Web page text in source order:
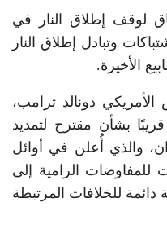
لوقف إطلاق النار في
وتبادل إطلاق النار
الأخيرة.
دونالد ترامب،
بشأن مقترح لتمديد
والذي أُعلن في أوائل
للمفاوضات الرامية إلى
دائمة للخلافات المرتبطة